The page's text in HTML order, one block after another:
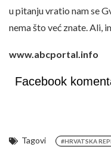
u pitanju vratio nam se
nema što već znate. Ali,
www.abcportal.info
Facebook
Tagovi #HRVATSKA